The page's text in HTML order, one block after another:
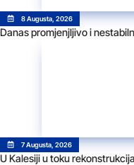
8 Augusta, 2026
Danas promjenjljivo i
7 Augusta, 2026
U Kalesiji u toku